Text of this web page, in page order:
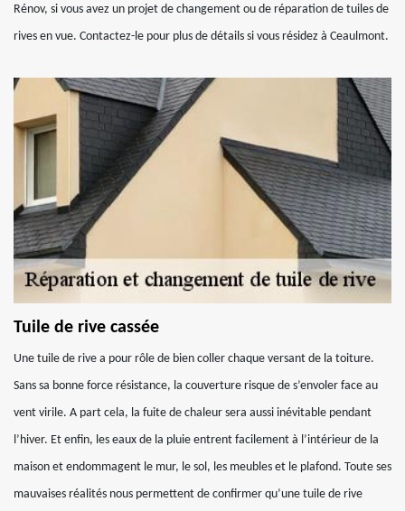
Rénov, si vous avez un projet de changement ou de réparation de tuiles de
rives en vue. Contactez-le pour plus de détails si vous résidez à Ceaulmont.
Tuile de rive cassée
Une tuile de rive a pour rôle de bien coller chaque versant de la toiture.
Sans sa bonne force résistance, la couverture risque de s’envoler face au
vent virile. A part cela, la fuite de chaleur sera aussi inévitable pendant
l’hiver. Et enfin, les eaux de la pluie entrent facilement à l’intérieur de la
maison et endommagent le mur, le sol, les meubles et le plafond. Toute ses
mauvaises réalités nous permettent de confirmer qu’une tuile de rive